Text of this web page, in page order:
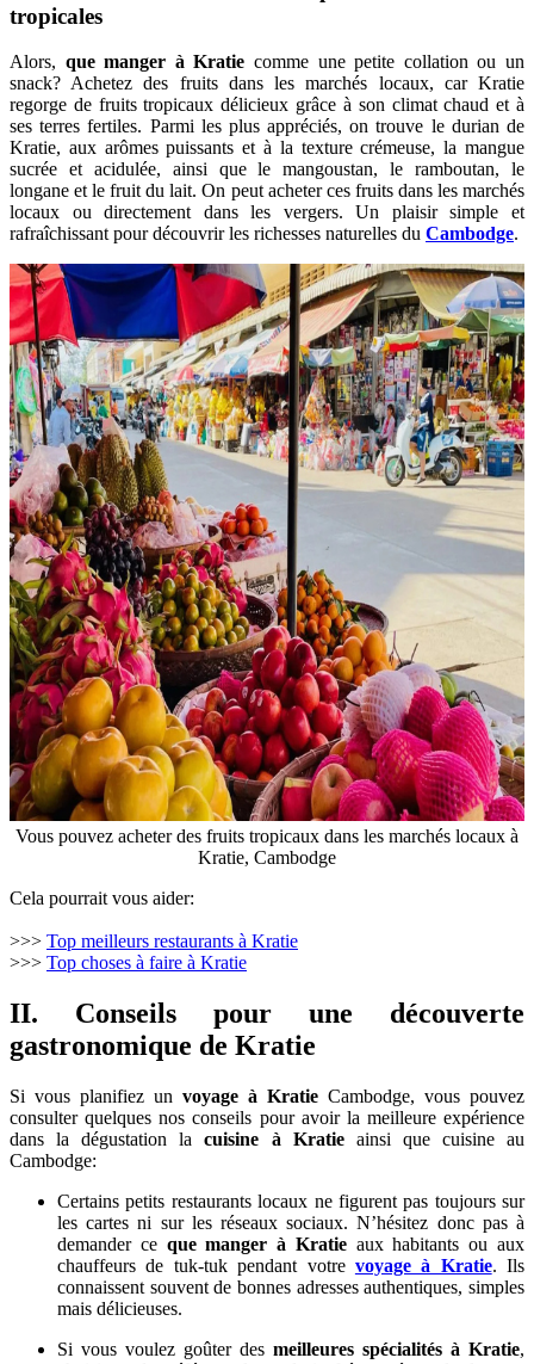
tropicales
Alors, que manger à Kratie comme une petite collation ou un
snack? Achetez des fruits dans les marchés locaux, car Kratie
regorge de fruits tropicaux délicieux grâce à son climat chaud et à
ses terres fertiles. Parmi les plus appréciés, on trouve le durian de
Kratie, aux arômes puissants et à la texture crémeuse, la mangue
sucrée et acidulée, ainsi que le mangoustan, le ramboutan, le
longane et le fruit du lait. On peut acheter ces fruits dans les marchés
locaux ou directement dans les vergers. Un plaisir simple et
rafraîchissant pour découvrir les richesses naturelles du Cambodge.
Vous pouvez acheter des fruits tropicaux dans les marchés locaux à
Kratie, Cambodge
Cela pourrait vous aider:
>>> Top meilleurs restaurants à Kratie
>>> Top choses à faire à Kratie
II. Conseils pour une découverte
gastronomique de Kratie
Si vous planifiez un voyage à Kratie Cambodge, vous pouvez
consulter quelques nos conseils pour avoir la meilleure expérience
dans la dégustation lacuisine à Kratieainsi que cuisine au
Cambodge:
Certains petits restaurants locaux ne figurent pas toujours sur
les cartes ni sur les réseaux sociaux. N’hésitez donc pas à
demander ce que manger à Kratieaux habitants ou aux
chauffeurs de tuk-tuk pendant votre voyage à Kratie. Ils
connaissent souvent de bonnes adresses authentiques, simples
mais délicieuses.
Si vous voulez goûter des meilleures spécialités à Kratie,